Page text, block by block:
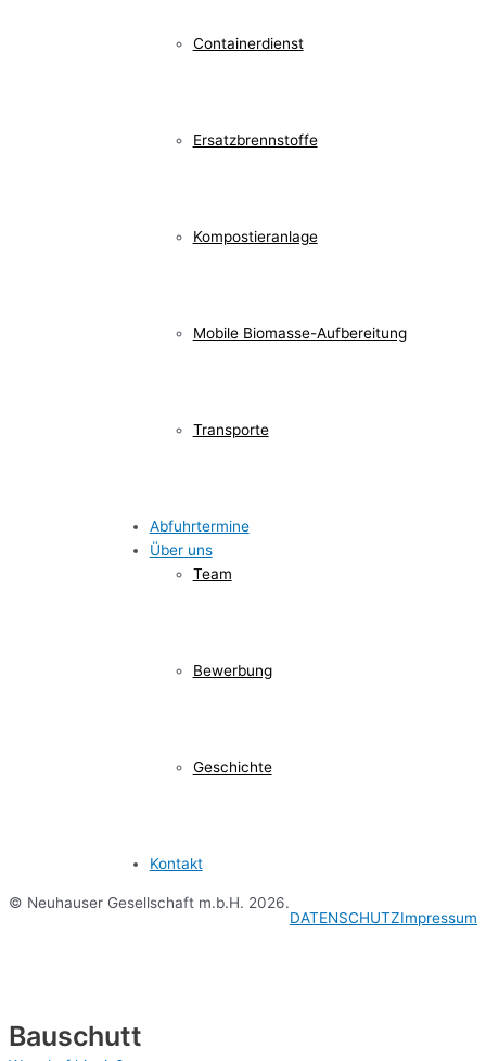
Containerdienst
Ersatzbrennstoffe
Kompostieranlage
Mobile Biomasse-Aufbereitung
Transporte
Abfuhrtermine
Über uns
Team
Bewerbung
Geschichte
Kontakt
© Neuhauser Gesellschaft m.b.H. 2026.
DATENSCHUTZImpressum
Bauschutt